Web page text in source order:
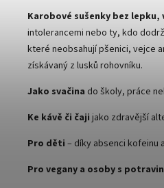
Karobové sušenky bez lepku,
intolerancemi nebo ty, kdo
které neobsahují pšenici, vejce
získávaný z lusků rohovníku.
Jako svačina do školy, práce
Ke kávě či čaji jako zdravější
Pro děti – díky absenci kofeinu
Pro vegany a osoby s